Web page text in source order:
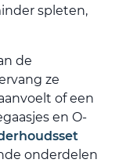
spleten,
de
ze
of een
en O-
onderdelen